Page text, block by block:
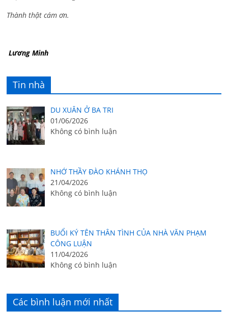
Thành thật cám ơn.
Lương Minh
Tin nhà
DU XUÂN Ở BA TRI
01/06/2026
Không có bình luận
NHỚ THẦY ĐÀO KHÁNH THỌ
21/04/2026
Không có bình luận
BUỔI KÝ TÊN THÂN TÌNH CỦA NHÀ VĂN PHẠM
CÔNG LUẬN
11/04/2026
Không có bình luận
Các bình luận mới nhất